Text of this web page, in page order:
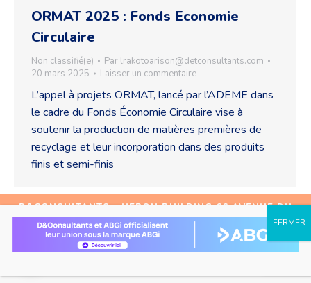
ORMAT 2025 : Fonds Economie
Circulaire
Non classifié(e) Par lrakotoarison@detconsultants.com
20 mars 2025
Laisser un commentaire
L’appel à projets ORMAT, lancé par l’ADEME dans
le cadre du Fonds Économie Circulaire vise à
soutenir la production de matières premières de
recyclage et leur incorporation dans des produits
finis et semi-finis
D&CONSULTANTS - HERON BUILDING66AVENUE DU
MAINE75014PARIS - TEL.+33 (0)1 53 62 98 57